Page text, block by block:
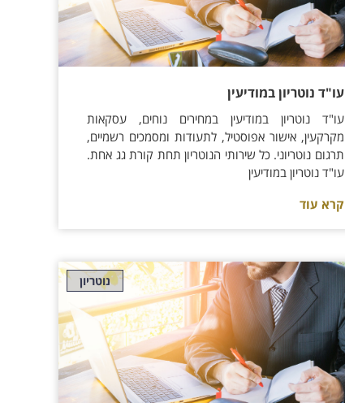
עו"ד נוטריון במודיעין
עו"ד נוטריון במודיעין במחירים נוחים, עסקאות
מקרקעין, אישור אפוסטיל, לתעודות ומסמכים רשמיים,
תרגום נוטריוני. כל שירותי הנוטריון תחת קורת גג אחת.
עו"ד נוטריון במודיעין
קרא עוד
נוטריון